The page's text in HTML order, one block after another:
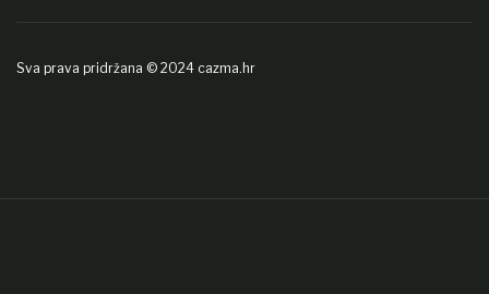
Sva prava pridržana © 2024 cazma.hr